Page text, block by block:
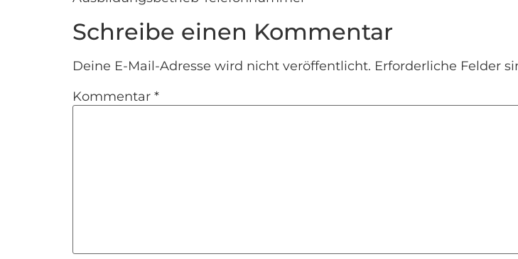
Schreibe einen Kommentar
Deine E-Mail-Adresse wird nicht veröffentlicht. Erforderliche Felder
Kommentar *